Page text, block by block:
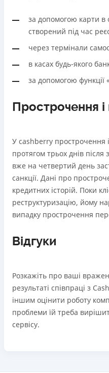
за допомогою карти в
створений під час
через термінали
в касах будь-якого
за допомогою функції
Прострочення
У cashberry прострочення
протягом трьох днів після
вже на четвертий день
санкції. Дані про
кредитних історій. Поки
реструктуризацію, йому
випадку прострочення
Відгуки
Розкажіть про ваші
результаті співпраці з
іншим оцінити роботу
проблеми їй треба
сервісу.